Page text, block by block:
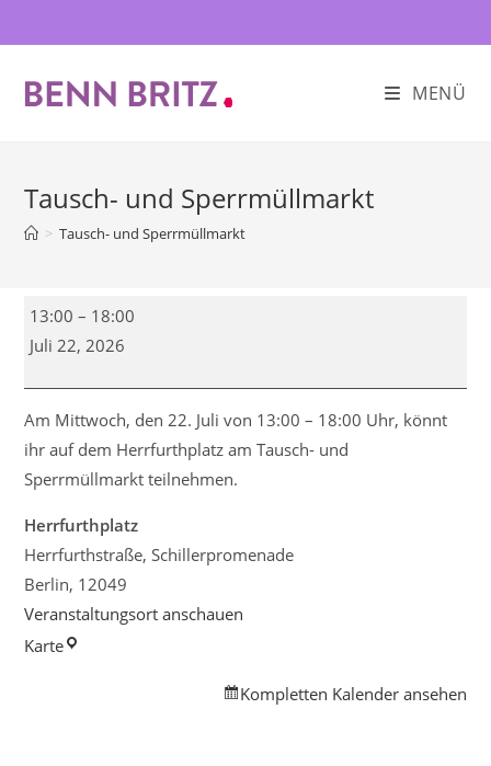
Inhalt
MENÜ
Tausch- und Sperrmüllmarkt
> Tausch- und Sperrmüllmarkt
Tausch-
und
13:00 – 18:00
Juli 22, 2026
Am Mittwoch, den 22. Juli von 13:00 – 18:00 Uhr, könnt
ihr auf dem Herrfurthplatz am Tausch- und
Sperrmüllmarkt teilnehmen.
Herrfurthplatz
Herrfurthstraße Schillerpromenade
Berlin, 12049
Veranstaltungsort anschauen
KarteHerrfurthplatz
Kompletten Kalender ansehen